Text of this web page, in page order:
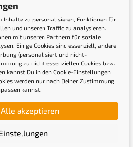
Inhalte zu personalisieren, Funktionen für
und unseren Traffic zu analysieren.
mit unseren Partnern für soziale
Einige Cookies sind essenziell, andere
(personalisiert und nicht-
zu nicht essenziellen Cookies bzw.
kannst Du in den Cookie-Einstellungen
werden nur nach Deiner Zustimmung
kannst.
Alle akzeptieren
Einstellungen